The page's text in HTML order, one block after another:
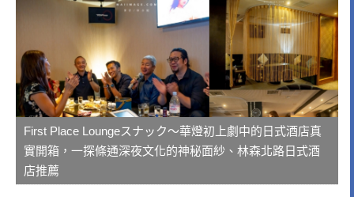
First Place Loungeスナック～華燈初上劇中的日式酒店真
實開箱，一探條通深夜文化的神秘面紗、林森北路日式酒
店推薦